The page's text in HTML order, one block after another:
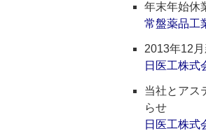
年末年始休
常盤薬品工
2013年12
日医工株式
当社とアス
らせ
日医工株式